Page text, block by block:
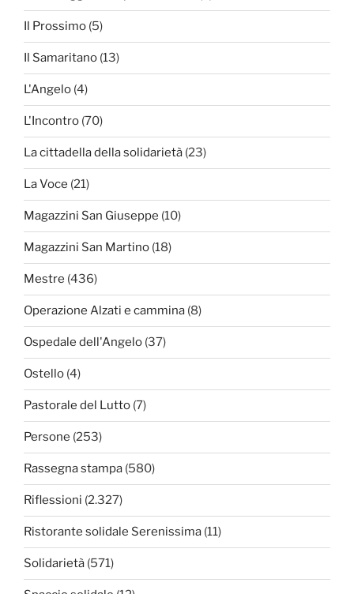
Il Prossimo (5)
Il Samaritano (13)
L'Angelo (4)
L'Incontro (70)
La cittadella della solidarietà (23)
La Voce (21)
Magazzini San Giuseppe (10)
Magazzini San Martino (18)
Mestre (436)
Operazione Alzati e cammina (8)
Ospedale dell'Angelo (37)
Ostello (4)
Pastorale del Lutto (7)
Persone (253)
Rassegna stampa (580)
Riflessioni (2.327)
Ristorante solidale Serenissima (11)
Solidarietà (571)